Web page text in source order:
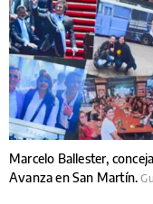
Marcelo Ballester,
Avanza en San Martín.